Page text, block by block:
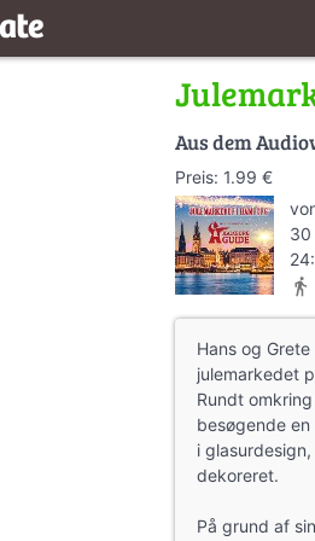
Aus dem
Preis: 1.99 €
30
directions_walk
Hans og
julemarkedet
Rundt
besøgende
i
dekoreret.
På grund af